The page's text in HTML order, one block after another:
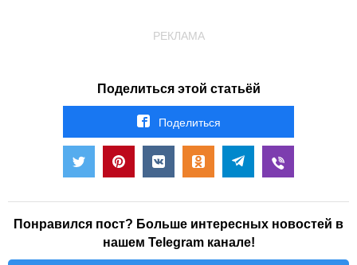
РЕКЛАМА
Поделиться этой статьёй
Поделиться
Понравился пост? Больше интересных новостей в
нашем Telegram канале!